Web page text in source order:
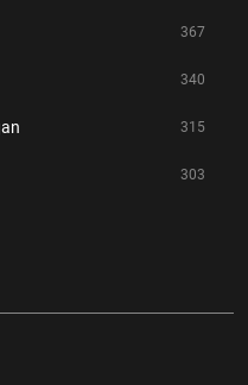
367
340
315
303